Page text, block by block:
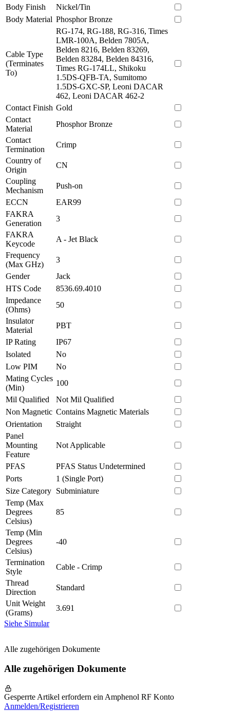
Body Finish
Nickel/Tin
Body Material Phosphor Bronze
Cable Type
(Terminates
To)
RG-174, RG-188, RG-316, Times
LMR-100A, Belden 7805A,
Belden 8216, Belden 83269,
Belden 83284, Belden 84316,
Times RG-174LL, Shikoku
1.5DS-QFB-TA, Sumitomo
1.5DS-GXC-SP, Leoni DACAR
462, Leoni DACAR 462-2
Contact Finish Gold
Contact
Material
Phosphor Bronze
Contact
Termination
Crimp
Country of
Origin
CN
Coupling
Mechanism
Push-on
ECCN
EAR99
FAKRA
Generation
3
FAKRA
Keycode
A - Jet Black
Frequency
(Max GHz)
3
Gender
Jack
HTS Code
8536.69.4010
Impedance
(Ohms)
50
Insulator
Material
PBT
IP Rating
IP67
Isolated
No
Low PIM
No
Mating Cycles
(Min)
100
Mil Qualified
Not Mil Qualified
Non Magnetic Contains Magnetic Materials
Orientation
Straight
Panel
Mounting
Feature
Not Applicable
PFAS
PFAS Status Undetermined
Ports
1 (Single Port)
Size Category Subminiature
Temp (Max
Degrees
Celsius)
85
Temp (Min
Degrees
Celsius)
-40
Termination
Style
Cable - Crimp
Thread
Direction
Standard
Unit Weight
(Grams)
3.691
Siehe Simular
Alle zugehörigen Dokumente
Alle zugehörigen Dokumente
Gesperrte Artikel erfordern ein Amphenol RF Konto
Anmelden/Registrieren